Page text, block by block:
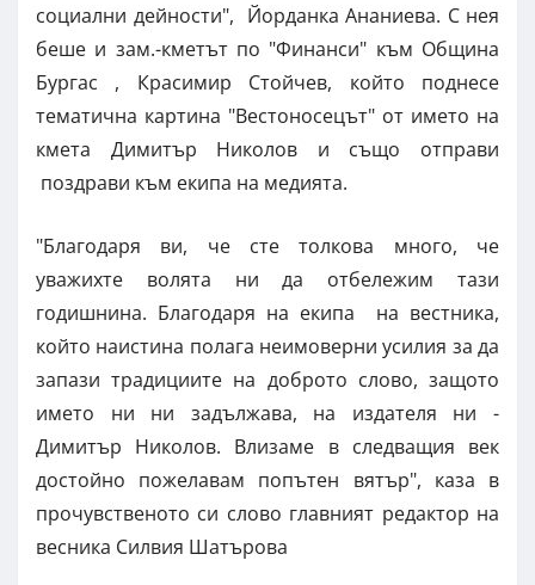
социални дейности", Йорданка Ананиева. С нея
беше и зам.-кметът по "Финанси" към Община
Бургас , Красимир Стойчев, който поднесе
тематична картина "Вестоносецът" от името на
кмета Димитър Николов и също отправи
поздрави към екипа на медията.
"Благодаря ви, че сте толкова много, че
уважихте волята ни да отбележим тази
годишнина. Благодаря на екипа на вестника,
който наистина полага неимоверни усилия за да
запази традициите на доброто слово, защото
името ни ни задължава, на издателя ни -
Димитър Николов. Влизаме в следващия век
достойно пожелавам попътен вятър", каза в
прочувственото си слово главният редактор на
весника Силвия Шатърова